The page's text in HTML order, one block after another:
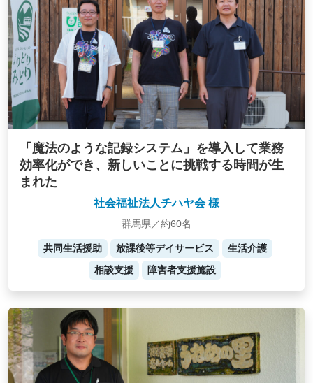
「魔法のような記録システム」を導入して業務
効率化ができ、新しいことに挑戦する時間が生
まれた
社会福祉法人チハヤ会 様
群馬県／約60名
共同生活援助 放課後等デイサービス
生活介護
相談支援
障害者支援施設